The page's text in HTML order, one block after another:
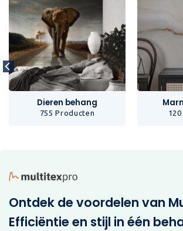
Dieren behang
755 Producten
Ontdek de voordelen van
Efficiëntie en stijl in één